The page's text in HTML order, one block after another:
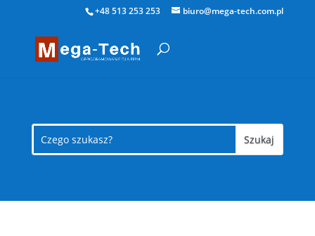
+48 513 253 253 biuro@mega-tech.com.pl